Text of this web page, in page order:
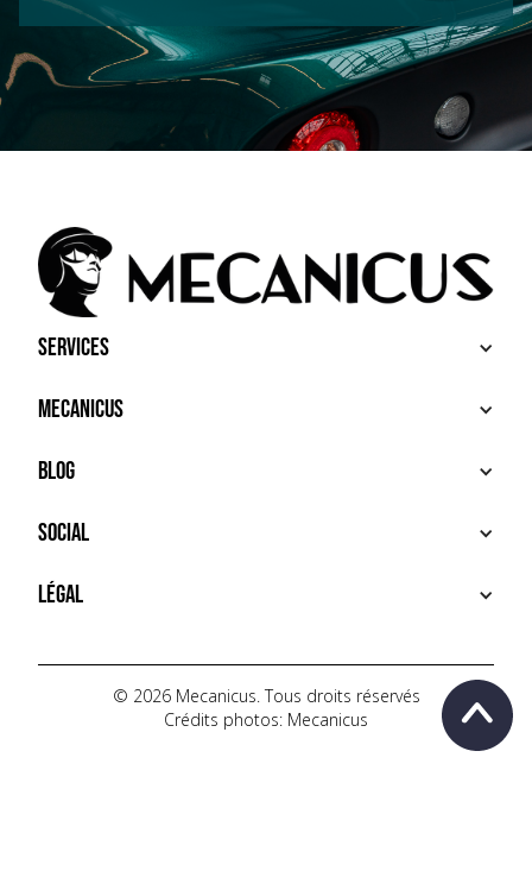
Services
ACHETER
VENDRE
SERVICES PREMIUM
Mecanicus
À PROPOS
HOUSE MECANICUS
CONTACT
Blog
NEWS
VIDÉOS
AUTOPÉDIA
Social
INSTAGRAM
TIKTOK
YOUTUBE
Légal
POLITIQUE DE CONFIDENTIALITÉ
© 2026 Mecanicus. Tous droits réservés
Crédits photos: Mecanicus